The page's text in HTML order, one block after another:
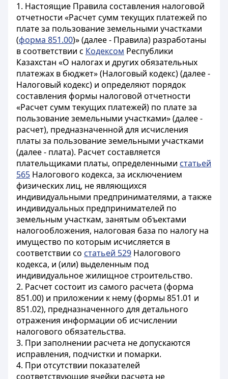
1. Настоящие Правила составления налоговой
отчетности «Расчет сумм текущих платежей по
плате за пользование земельными участками
(форма 851.00)» (далее - Правила) разработаны
в соответствии с Кодексом Республики
Казахстан «О налогах и других обязательных
платежах в бюджет» (Налоговый кодекс) (далее -
Налоговый кодекс) и определяют порядок
составления формы налоговой отчетности
«Расчет сумм текущих платежей) по плате за
пользование земельными участками» (далее -
расчет), предназначенной для исчисления
платы за пользование земельными участками
(далее - плата). Расчет составляется
плательщиками платы, определенными статьей
565 Налогового кодекса, за исключением
физических лиц, не являющихся
индивидуальными предпринимателями, а также
индивидуальных предпринимателей по
земельным участкам, занятым объектами
налогообложения, налоговая база по налогу на
имущество по которым исчисляется в
соответствии со статьей 529 Налогового
кодекса, и (или) выделенным под
индивидуальное жилищное строительство.
2. Расчет состоит из самого расчета (форма
851.00) и приложении к нему (формы 851.01 и
851.02), предназначенного для детального
отражения информации об исчислении
налогового обязательства.
3. При заполнении расчета не допускаются
исправления, подчистки и помарки.
4. При отсутствии показателей
соответствующие ячейки расчета не